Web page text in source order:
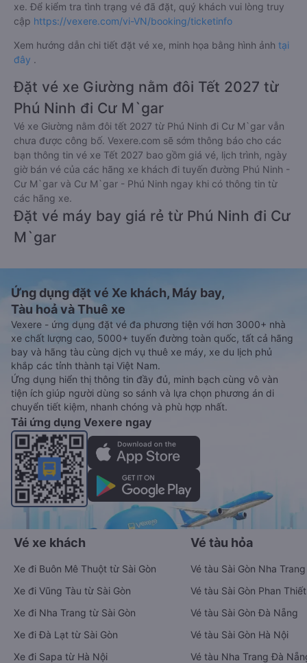
xe. Để kiểm tra tình trạng vé đã đặt, quý khách vui lòng truy
cập https://vexere.com/vi-VN/booking/ticketinfo
Xem hướng dẫn chi tiết đặt vé xe, minh họa bằng hình ảnh tại
đây .
Đặt vé xe Giường nằm đôi Tết 2027 từ
Phú Ninh đi Cư M`gar
Vé xe Giường nằm đôi tết 2027 từ Phú Ninh đi Cư M`gar vẫn
chưa được công bố. Vexere.com sẽ sớm thông báo cho các
bạn thông tin vé xe Tết 2027 bao gồm giá vé, lịch trình, ngày
giờ bán vé của các hãng xe khách đi tuyến đường Phú Ninh -
Cư M`gar và Cư M`gar - Phú Ninh ngay khi có thông tin từ
các hãng xe.
Đặt vé máy bay giá rẻ từ Phú Ninh đi Cư
M`gar
Ứng dụng đặt vé Xe khách, Máy bay,
Tàu hoả và Thuê xe
Vexere - ứng dụng đặt vé đa phương tiện với hơn 3000+ nhà
xe chất lượng cao, 5000+ tuyến đường toàn quốc, tất cả hãng
bay và hãng tàu cùng dịch vụ thuê xe máy, xe du lịch phủ
khắp các tỉnh thành tại Việt Nam.
Ứng dụng hiển thị thông tin đầy đủ, minh bạch cùng vô vàn
tiện ích giúp người dùng so sánh và lựa chọn phương án di
chuyển tiết kiệm, nhanh chóng và phù hợp nhất.
Tải ứng dụng Vexere ngay
Vé xe khách
Xe đi Buôn Mê Thuột từ Sài Gòn
Xe đi Vũng Tàu từ Sài Gòn
Xe đi Nha Trang từ Sài Gòn
Xe đi Đà Lạt từ Sài Gòn
Xe đi Sapa từ Hà Nội
Vé tàu hỏa
Vé tàu Sài Gòn Nha Trang
Vé tàu Sài Gòn Phan Thiết
Vé tàu Sài Gòn Đà Nẵng
Vé tàu Sài Gòn Hà Nội
Vé tàu Nha Trang Đà